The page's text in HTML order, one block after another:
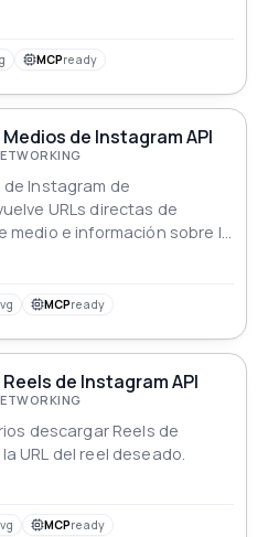
MCPready
de Instagram API
Instagram de
URLs directas de
medio e información sobre la
MCPready
de Instagram API
descargar Reels de
URL del reel deseado.
MCPready